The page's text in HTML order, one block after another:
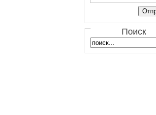
Поиск